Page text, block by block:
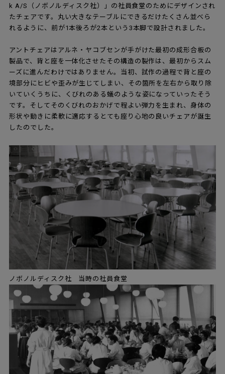
k A/S（ノボノルディスク社）」の社員食堂のためにデザインされ
たチェアです。丸い大きなテーブルにできるだけたくさん並べら
れるように、前が1本後ろが2本という3本脚で設計されました。
アントチェアはアルネ・ヤコブセンが手がけた最初の成形合板の
製品で、背と座を一体化させたその構造の製作は、最初からスム
ーズに進んだわけではありません。当初、試作の過程で背と座の
境部分にヒビや歪みが生じてしまい、その箇所を左右から取り除
いていくうちに、くびれのある蟻のような姿になっていったそう
です。そしてそのくびれのおかげで程よい弾力を生まれ、身体の
形状や動きに柔軟に適応するとても座り心地の良いチェアが誕生
したのでした。
ノボノルディスク社 当時の社員食堂